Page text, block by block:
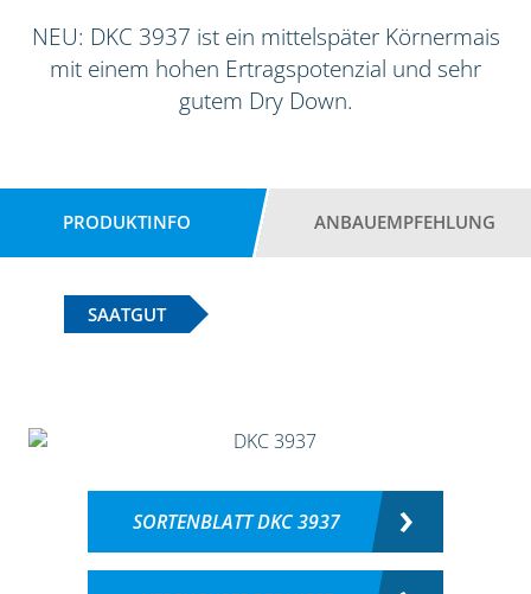
NEU: DKC 3937 ist ein mittelspäter Körnermais
mit einem hohen Ertragspotenzial und sehr
gutem Dry Down.
PRODUKTINFO ANBAUEMPFEHLUNG
SAATGUT
SORTENBLATT DKC 3937